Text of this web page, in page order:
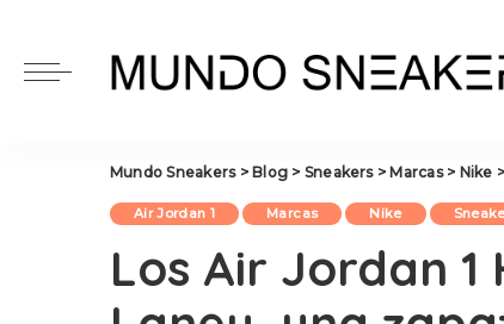
Mundo Sneakers> Blog > Sneakers> Marcas> Nike
Air Jordan 1 Marcas Nike
Los Air Jordan 1